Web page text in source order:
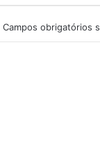
Campos obrigatórios